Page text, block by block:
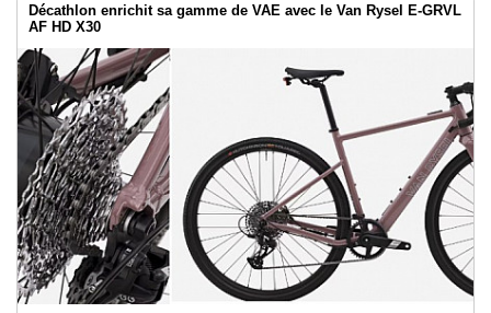
Décathlon enrichit sa gamme de VAE avec le Van Rysel E-GRVL
AF HD X30